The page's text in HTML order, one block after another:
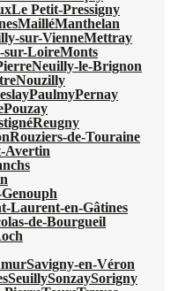
Le Petit-Pressigny
MailléManthelan
sur-VienneMettray
sur-LoireMonts
Neuilly-le-Brignon
Nouzilly
PaulmyPernay
Pouzay
Reugny
Rouziers-de-Touraine
Avertin
Laurent-en-Gâtines
de-Bourgueil
Savigny-en-Véron
SeuillySonzaySorigny